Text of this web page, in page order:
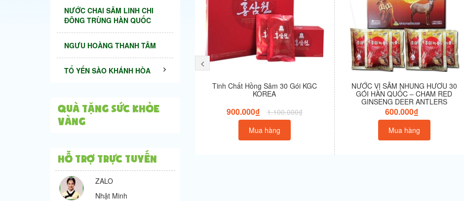
NƯỚC CHAI SÂM LINH CHI
ĐÔNG TRÙNG HÀN QUỐC
NGƯU HOÀNG THANH TÂM
TỔ YẾN SÀO KHÁNH HÒA
QUÀ TẶNG SỨC KHỎE
VÀNG
Hỗ trợ trực tuyến
ZALO
Nhật Minh
Tinh Chất Hồng Sâm 30 Gói KGC
KOREA
900.000₫
1.100.000₫
Mua hàng
NƯỚC VỊ SÂM NHUNG HƯƠU 30
GÓI HÀN QUỐC – CHAM RED
GINSENG DEER ANTLERS
600.000₫
Mua hàng